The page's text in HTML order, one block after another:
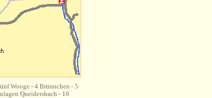
Wooge - 4 Brünnchen - 5
Queidersbach - 10